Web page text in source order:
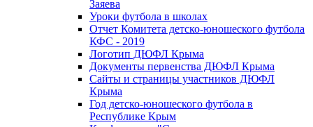
Заяева
Уроки футбола в школах
Отчет Комитета детско-юношеского футбола
КФС - 2019
Логотип ДЮФЛ Крыма
Документы первенства ДЮФЛ Крыма
Сайты и страницы участников ДЮФЛ
Крыма
Год детско-юношеского футбола в
Республике Крым